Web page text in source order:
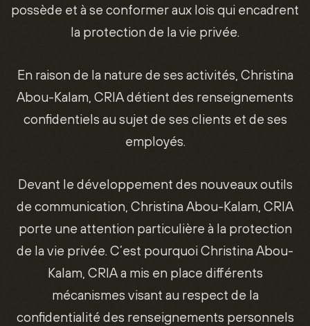
possède et à se conformer aux lois qui encadrent
la protection de la vie privée.
En raison de la nature de ses activités, Christina
Abou-Kalam, CRIA détient des renseignements
confidentiels au sujet de ses clients et de ses
employés.
Devant le développement des nouveaux outils
de communication, Christina Abou-Kalam, CRIA
porte une attention particulière à la protection
de la vie privée. C’est pourquoi Christina Abou-
Kalam, CRIA a mis en place différents
mécanismes visant au respect de la
confidentialité des renseignements personnels